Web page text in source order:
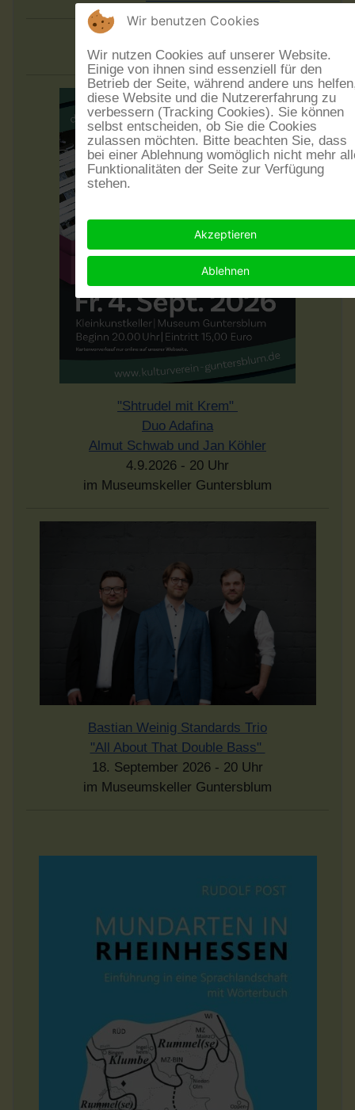
Aus:blick
"Shtrudel mit Krem"
Duo Adafina
Almut Schwab und Jan Köhler
4.9.2026 - 20 Uhr
im Museumskeller Guntersblum
Bastian Weinig Standards Trio
"All About That Double Bass"
18. September 2026 - 20 Uhr
im Museumskeller Guntersblum
Wir benutzen Cookies
Wir nutzen Cookies auf unserer Website.
Einige von ihnen sind essenziell für den
Betrieb der Seite, während andere uns
diese Website und die Nutzererfahrung zu
verbessern (Tracking Cookies). Sie können
selbst entscheiden, ob Sie die Cookies
zulassen möchten. Bitte beachten Sie, dass
bei einer Ablehnung womöglich nicht mehr
Funktionalitäten der Seite zur Verfügung
stehen.
Akzeptieren
Ablehnen